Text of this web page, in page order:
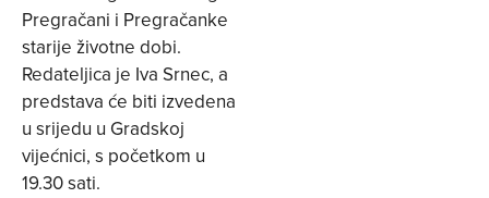
Pregračani i Pregračanke
starije životne dobi.
Redateljica je Iva Srnec, a
predstava će biti izvedena
u srijedu u Gradskoj
vijećnici, s početkom u
19.30 sati.